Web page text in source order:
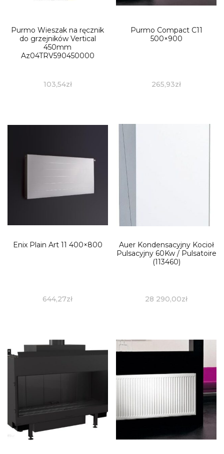
Purmo Wieszak na ręcznik
do grzejników Vertical
450mm
Az04TRV590450000
103,54zł
Purmo Compact C11
500×900
265,93zł
Enix Plain Art 11 400×800
644,27zł
Auer Kondensacyjny Kocioł
Pulsacyjny 60Kw / Pulsatoire
(113460)
28 290,00zł